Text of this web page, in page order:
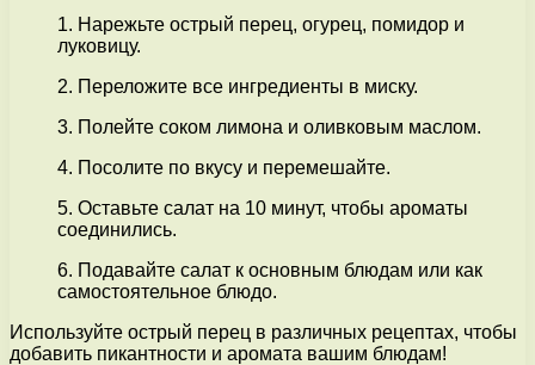
1. Нарежьте острый перец, огурец, помидор и
луковицу.
2. Переложите все ингредиенты в миску.
3. Полейте соком лимона и оливковым маслом.
4. Посолите по вкусу и перемешайте.
5. Оставьте салат на 10 минут, чтобы ароматы
соединились.
6. Подавайте салат к основным блюдам или как
самостоятельное блюдо.
Используйте острый перец в различных рецептах, чтобы
добавить пикантности и аромата вашим блюдам!